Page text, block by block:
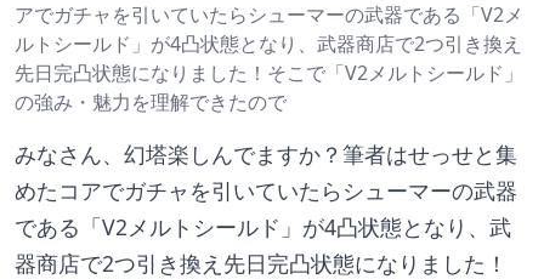
アでガチャを引いていたらシューマーの武器である「V2メ
ルトシールド」が4凸状態となり、武器商店で2つ引き換え
先日完凸状態になりました！そこで「V2メルトシールド」
の強み・魅力を理解できたので
みなさん、幻塔楽しんでますか？筆者はせっせと集
めたコアでガチャを引いていたらシューマーの武器
である「V2メルトシールド」が4凸状態となり、武
器商店で2つ引き換え先日完凸状態になりました！